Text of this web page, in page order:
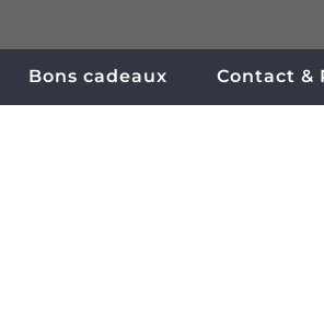
Bons cadeaux Contact &